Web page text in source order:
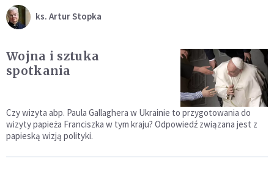
ks. Artur Stopka
Wojna i sztuka
spotkania
Czy wizyta abp. Paula Gallaghera w Ukrainie to przygotowania do
wizyty papieża Franciszka w tym kraju? Odpowiedź związana jest z
papieską wizją polityki.